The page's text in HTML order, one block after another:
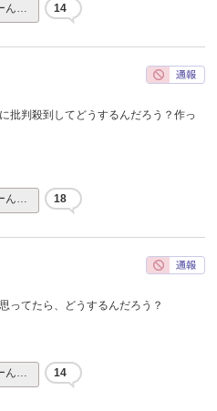
ん… 14
批判殺到してどうするんだろう？作っ
ん… 18
ってたら、どうするんだろう？
ん… 14